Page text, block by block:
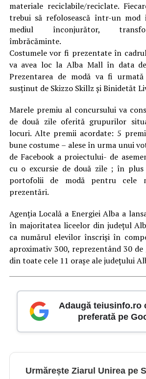
materiale reciclabile/reciclate.
trebui să refolosească într-un mod
mediul înconjurător,
îmbrăcăminte.
Costumele vor fi prezentate în
va avea loc la Alba Mall în data
Prezentarea de modă va fi
susținut de Skizzo Skillz și Binidetăt
Marele premiu al concursului va
de două zile oferită grupurilor
locuri. Alte premii acordate: 5
bune costume – alese în urma unui
de Facebook a proiectului- de
cu o excursie de două zile ; în
portofolii de modă pentru cele
prezentări.
Agenția Locală a Energiei Alba a
în majoritatea liceelor din județul
ca numărul elevilor înscriși în
aproximativ 300, reprezentând 30
din toate cele 11 oraşe ale județului
Adaugă teiusinfo.ro
preferată pe
Urmărește Ziarul Unirea pe